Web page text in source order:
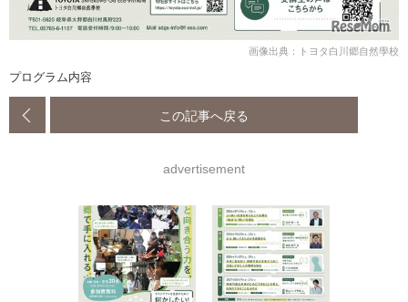
画像出典：トヨタ白川郷自然學校
プログラム内容
この記事へ戻る
advertisement